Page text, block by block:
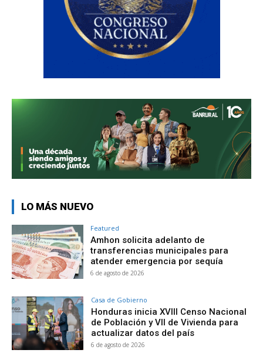
LO MÁS NUEVO
Featured
Amhon solicita adelanto de
transferencias municipales para
atender emergencia por sequía
6 de agosto de 2026
Casa de Gobierno
Honduras inicia XVIII Censo Nacional
de Población y VII de Vivienda para
actualizar datos del país
6 de agosto de 2026